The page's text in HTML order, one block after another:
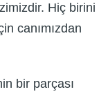
Hiç birini
canımızdan
bir parçası